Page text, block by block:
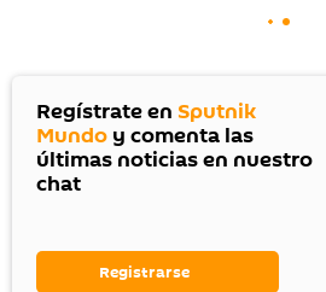
Regístrate en Sputnik
Mundo y comenta las
últimas noticias en nuestro
chat
Registrarse